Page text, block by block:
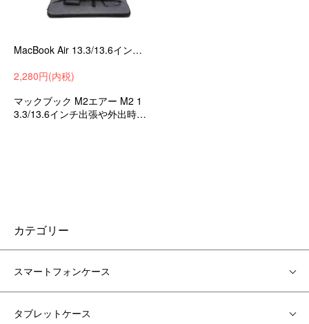
MacBook Air 13.3/13.6インチケース/カバー M2 ポーチ カバン型 M2 軽量 薄型 キャンバス調 シンプルカバン型 M2 ケース/カバーair133-29fd
2,280円(内税)
マックブック M2エアー M2 1
3.3/13.6インチ出張や外出時の
カテゴリー
スマートフォンケース
タブレットケース